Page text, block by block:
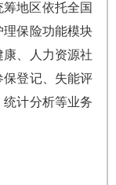
筹地区依托全国
保险功能模块
、人力资源社
登记、失能评
计分析等业务